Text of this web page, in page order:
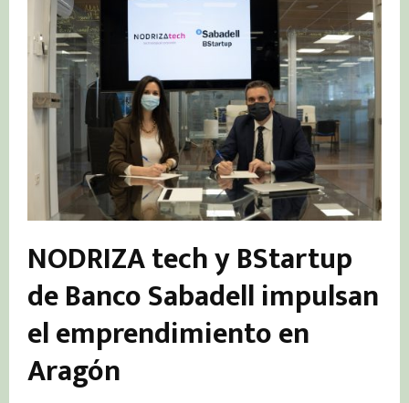
NODRIZA tech y BStartup
de Banco Sabadell impulsan
el emprendimiento en
Aragón